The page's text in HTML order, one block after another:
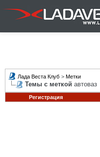
Лада Веста Клуб > Метки
Темы с меткой автоваз
Регистрация